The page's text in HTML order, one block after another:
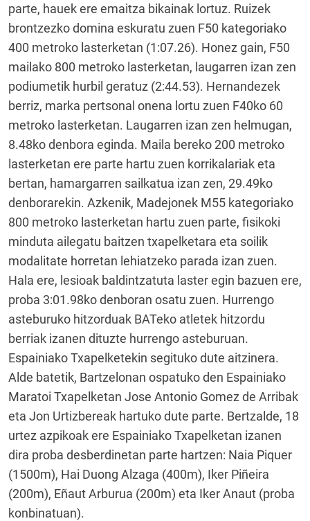
parte, hauek ere emaitza bikainak lortuz. Ruizek
brontzezko domina eskuratu zuen F50 kategoriako
400 metroko lasterketan (1:07.26). Honez gain, F50
mailako 800 metroko lasterketan, laugarren izan zen
podiumetik hurbil geratuz (2:44.53). Hernandezek
berriz, marka pertsonal onena lortu zuen F40ko 60
metroko lasterketan. Laugarren izan zen helmugan,
8.48ko denbora eginda. Maila bereko 200 metroko
lasterketan ere parte hartu zuen korrikalariak eta
bertan, hamargarren sailkatua izan zen, 29.49ko
denborarekin. Azkenik, Madejonek M55 kategoriako
800 metroko lasterketan hartu zuen parte, fisikoki
minduta ailegatu baitzen txapelketara eta soilik
modalitate horretan lehiatzeko parada izan zuen.
Hala ere, lesioak baldintzatuta laster egin bazuen ere,
proba 3:01.98ko denboran osatu zuen. Hurrengo
asteburuko hitzorduak BATeko atletek hitzordu
berriak izanen dituzte hurrengo asteburuan.
Espainiako Txapelketekin segituko dute aitzinera.
Alde batetik, Bartzelonan ospatuko den Espainiako
Maratoi Txapelketan Jose Antonio Gomez de Arribak
eta Jon Urtizbereak hartuko dute parte. Bertzalde, 18
urtez azpikoak ere Espainiako Txapelketan izanen
dira proba desberdinetan parte hartzen: Naia Piquer
(1500m), Hai Duong Alzaga (400m), Iker Piñeira
(200m), Eñaut Arburua (200m) eta Iker Anaut (proba
konbinatuan).